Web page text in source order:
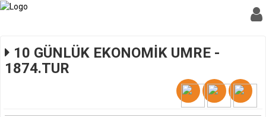
10 GÜNLÜK EKONOMİK UMRE -
1874.TUR